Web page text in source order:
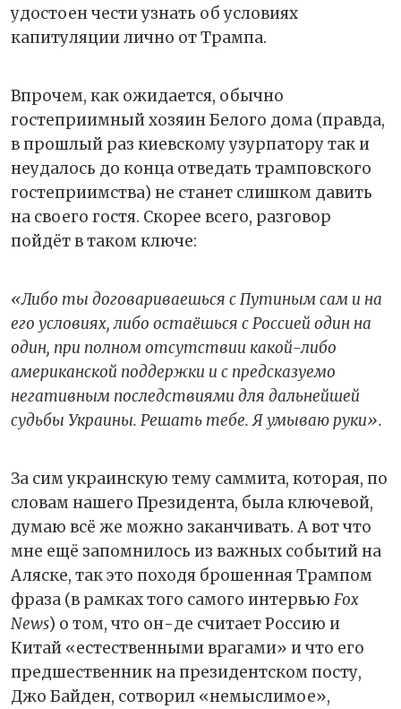
удостоен чести узнать об условиях
капитуляции лично от Трампа.
Впрочем, как ожидается, обычно
гостеприимный хозяин Белого дома (правда,
в прошлый раз киевскому узурпатору так и
неудалось до конца отведать трамповского
гостеприимства) не станет слишком давить
на своего гостя. Скорее всего, разговор
пойдёт в таком ключе:
«Либо ты договариваешься с Путиным сам и на
его условиях, либо остаёшься с Россией один на
один, при полном отсутствии какой-либо
американской поддержки и с предсказуемо
негативным последствиями для дальнейшей
судьбы Украины. Решать тебе. Я умываю руки».
За сим украинскую тему саммита, которая, по
словам нашего Президента, была ключевой,
думаю всё же можно заканчивать. А вот что
мне ещё запомнилось из важных событий на
Аляске, так это походя брошенная Трампом
фраза (в рамках того самого интервью Fox
News) о том, что он-де считает Россию и
Китай «естественными врагами» и что его
предшественник на президентском посту,
Джо Байден, сотворил «немыслимое»,